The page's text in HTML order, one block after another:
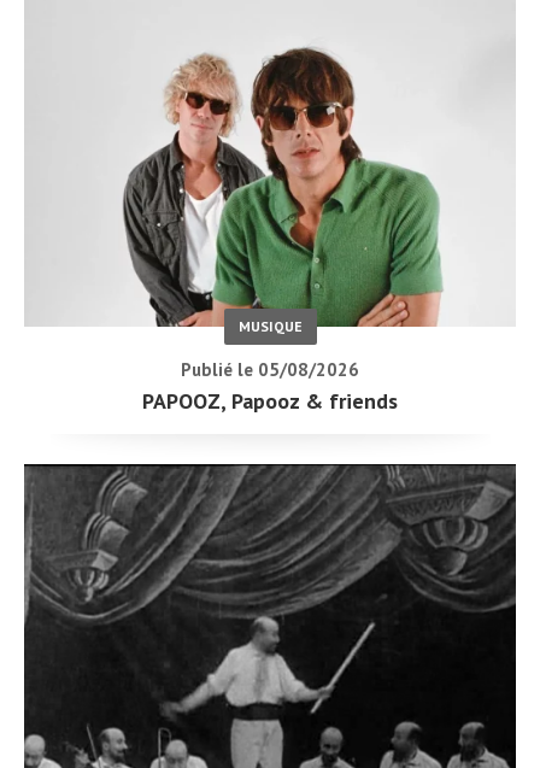
MUSIQUE
Publié le 05/08/2026
PAPOOZ, Papooz & friends